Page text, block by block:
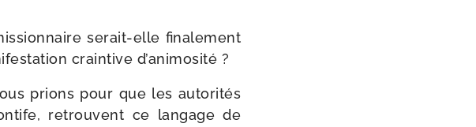
serait-​elle fina­le­ment
crain­tive d’animosité ?
prions pour que les auto­ri­tés
retrouvent ce lan­gage de